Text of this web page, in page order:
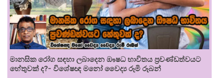
මානසික රෝග සඳහා ලබාදෙන ඖෂධ භාවිතය ප්‍රචණ්ඩත්වයට
හේතුවක් ද?- විශේෂඥ මනෝ වෛද්‍ය රූමි රූබන්